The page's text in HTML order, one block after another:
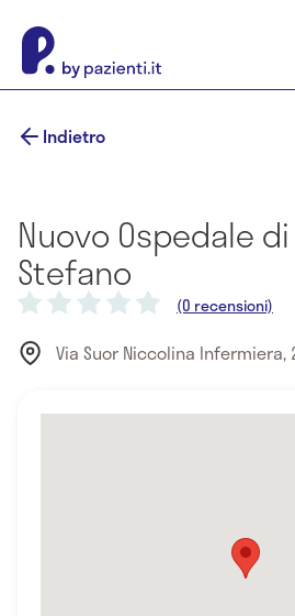
Indietro
Nuovo Ospedale
Stefano
(0 recensioni)
Via Suor Niccolina Infermiera,